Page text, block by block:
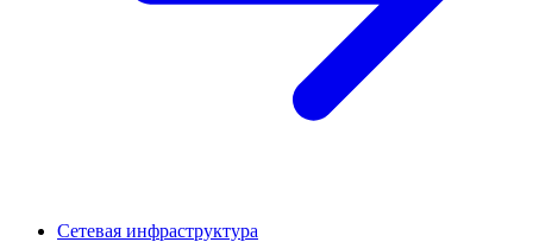
Сетевая инфраструктура